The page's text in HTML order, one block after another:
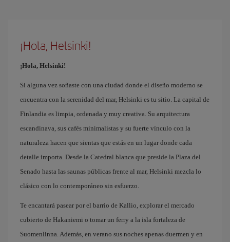
¡Hola, Helsinki!
¡Hola, Helsinki!
Si alguna vez soñaste con una ciudad donde el diseño moderno se
encuentra con la serenidad del mar, Helsinki es tu sitio. La capital de
Finlandia es limpia, ordenada y muy creativa. Su arquitectura
escandinava, sus cafés minimalistas y su fuerte vínculo con la
naturaleza hacen que sientas que estás en un lugar donde cada
detalle importa. Desde la Catedral blanca que preside la Plaza del
Senado hasta las saunas públicas frente al mar, Helsinki mezcla lo
clásico con lo contemporáneo sin esfuerzo.
Te encantará pasear por el barrio de Kallio, explorar el mercado
cubierto de Hakaniemi o tomar un ferry a la isla fortaleza de
Suomenlinna. Además, en verano sus noches apenas duermen y en